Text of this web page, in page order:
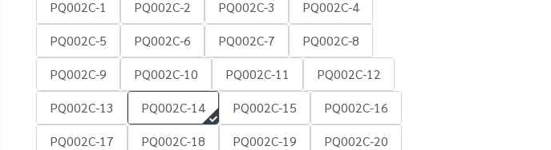
PQ002C-1 PQ002C-2 PQ002C-3
PQ002C-4
PQ002C-5
PQ002C-6 PQ002C-7
PQ002C-8
PQ002C-9
PQ002C-10 PQ002C-11
PQ002C-12
PQ002C-13
PQ002C-14 PQ002C-15
PQ002C-16
PQ002C-17
PQ002C-18 PQ002C-19
PQ002C-20